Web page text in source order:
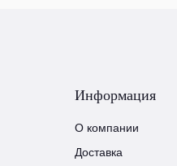
Информация
О компании
Доставка